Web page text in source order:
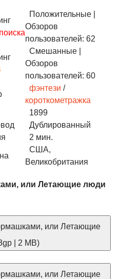
Положительные
Обзоров
пользователей: 62
Смешанные
Обзоров
пользователей: 60
фэнтези /
короткометражка
1899
Дублированный
2 мин.
США,
Великобритания
или Летающие люди
или Летающие
| 2 MB)
или Летающие